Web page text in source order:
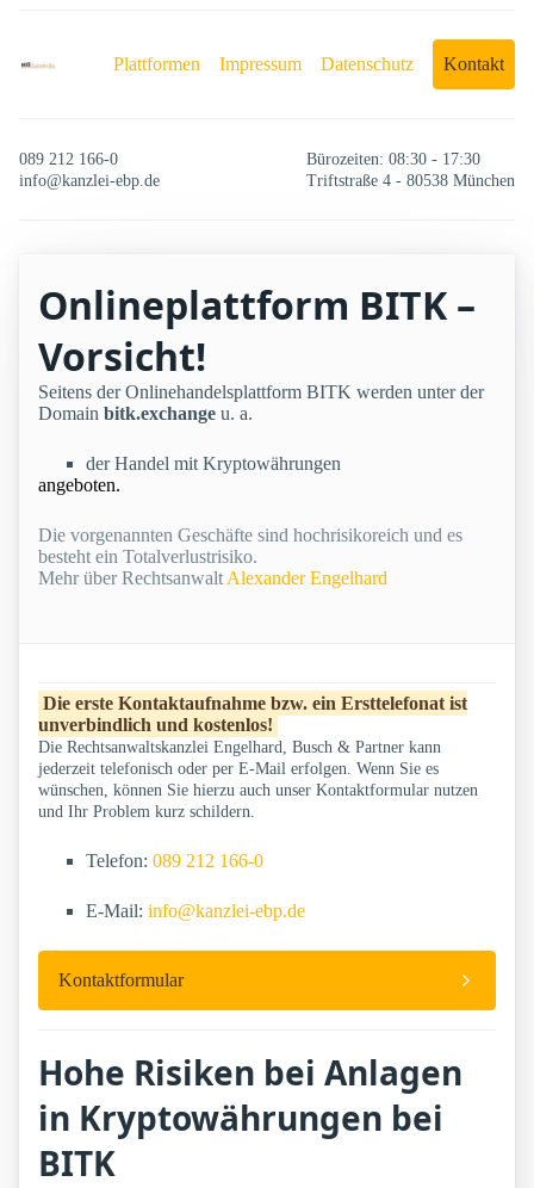
Plattformen Impressum Datenschutz Kontakt
089 212 166-0
info@kanzlei-ebp.de
Bürozeiten: 08:30 - 17:30
Triftstraße 4 - 80538 München
Onlineplattform BITK –
Vorsicht!
Seitens der Onlinehandelsplattform BITK werden unter der
Domain bitk.exchange u. a.
der Handel mit Kryptowährungen
angeboten.
Die vorgenannten Geschäfte sind hochrisikoreich und es
besteht ein Totalverlustrisiko.
Mehr über Rechtsanwalt Alexander Engelhard
Die erste Kontaktaufnahme bzw. ein Ersttelefonat ist
unverbindlich und kostenlos!
Die Rechtsanwaltskanzlei Engelhard, Busch & Partner kann
jederzeit telefonisch oder per E-Mail erfolgen. Wenn Sie es
wünschen, können Sie hierzu auch unser Kontaktformular nutzen
und Ihr Problem kurz schildern.
Telefon: 089 212 166-0
E-Mail: info@kanzlei-ebp.de
Kontaktformular
Hohe Risiken bei Anlagen
in Kryptowährungen bei
BITK